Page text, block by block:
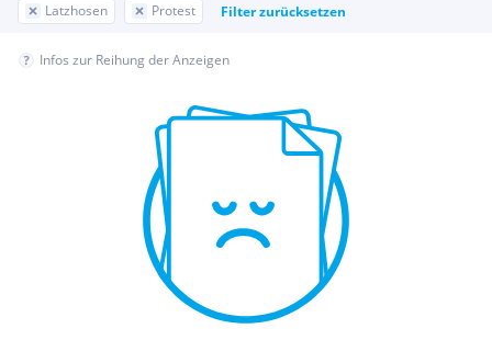
Latzhosen Protest Filter zurücksetzen
Infos zur Reihung der Anzeigen